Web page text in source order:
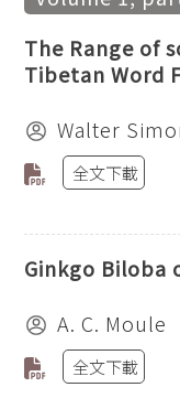
The Range of
Tibetan Word
Walter
全文下載
Ginkgo Biloba
A. C. Moule
全文下載